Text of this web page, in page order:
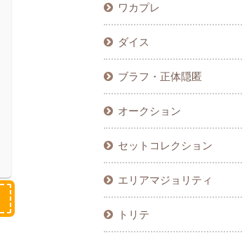
ワカプレ
ダイス
ブラフ・正体隠匿
オークション
セットコレクション
エリアマジョリティ
トリテ